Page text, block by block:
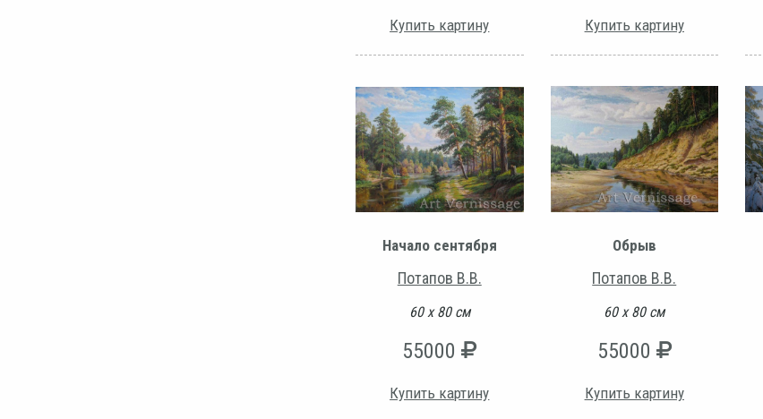
Купить картину Купить картину
Начало сентября
Потапов В.В.
60 х 80 см
55000
Купить картину
Обрыв
Потапов В.В.
60 х 80 см
55000
Купить картину